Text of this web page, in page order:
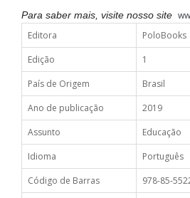
Para saber mais, visite nosso site
Editora
PoloBooks
Edição
1
País de Origem
Brasil
Ano de publicação
2019
Assunto
Educação
Idioma
Português
Código de Barras
978-85-